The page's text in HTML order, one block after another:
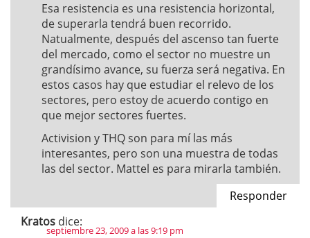
Esa resistencia es una resistencia horizontal,
de superarla tendrá buen recorrido.
Natualmente, después del ascenso tan fuerte
del mercado, como el sector no muestre un
grandísimo avance, su fuerza será negativa. En
estos casos hay que estudiar el relevo de los
sectores, pero estoy de acuerdo contigo en
que mejor sectores fuertes.
Activision y THQ son para mí las más
interesantes, pero son una muestra de todas
las del sector. Mattel es para mirarla también.
Responder
Kratos dice:
septiembre 23, 2009 a las 9:19 pm